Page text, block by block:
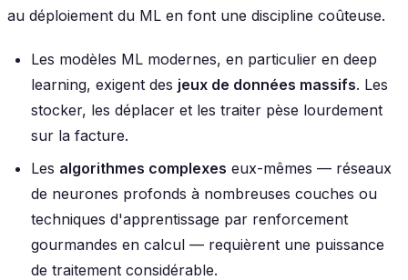
au déploiement du ML en font une discipline coûteuse.
Les modèles ML modernes, en particulier en deep
learning, exigent des jeux de données massifs. Les
stocker, les déplacer et les traiter pèse lourdement
sur la facture.
Les algorithmes complexes eux-mêmes — réseaux
de neurones profonds à nombreuses couches ou
techniques d'apprentissage par renforcement
gourmandes en calcul — requièrent une puissance
de traitement considérable.